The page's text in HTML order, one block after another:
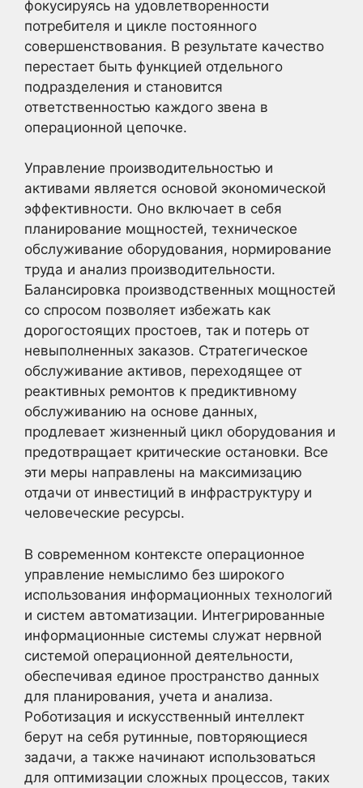
фокусируясь на удовлетворенности
потребителя и цикле постоянного
совершенствования. В результате качество
перестает быть функцией отдельного
подразделения и становится
ответственностью каждого звена в
операционной цепочке.
Управление производительностью и
активами является основой экономической
эффективности. Оно включает в себя
планирование мощностей, техническое
обслуживание оборудования, нормирование
труда и анализ производительности.
Балансировка производственных мощностей
со спросом позволяет избежать как
дорогостоящих простоев, так и потерь от
невыполненных заказов. Стратегическое
обслуживание активов, переходящее от
реактивных ремонтов к предиктивному
обслуживанию на основе данных,
продлевает жизненный цикл оборудования и
предотвращает критические остановки. Все
эти меры направлены на максимизацию
отдачи от инвестиций в инфраструктуру и
человеческие ресурсы.
В современном контексте операционное
управление немыслимо без широкого
использования информационных технологий
и систем автоматизации. Интегрированные
информационные системы служат нервной
системой операционной деятельности,
обеспечивая единое пространство данных
для планирования, учета и анализа.
Роботизация и искусственный интеллект
берут на себя рутинные, повторяющиеся
задачи, а также начинают использоваться
для оптимизации сложных процессов, таких